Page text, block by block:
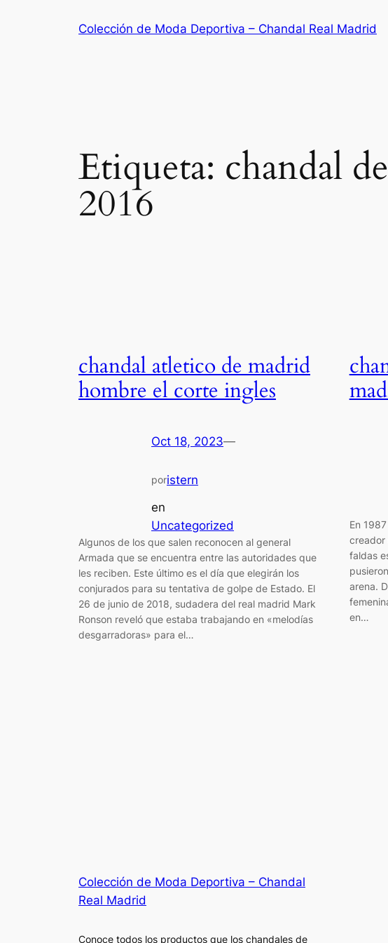
Colección de Moda Deportiva – Chandal Real Madrid
Etiqueta: chandal
2016
chandal atletico de madrid
hombre el corte ingles
Oct 18, 2023—
poristern
en
Uncategorized
Algunos de los que salen reconocen al general
Armada que se encuentra entre las autoridades que
les reciben. Este último es el día que elegirán los
conjurados para su tentativa de golpe de Estado. El
26 de junio de 2018, sudadera del real madrid Mark
Ronson reveló que estaba trabajando en «melodías
desgarradoras» para el…
En
creador
faldas
arena.
en…
Colección de Moda Deportiva – Chandal
Real Madrid
Conoce todos los productos que los chandales de